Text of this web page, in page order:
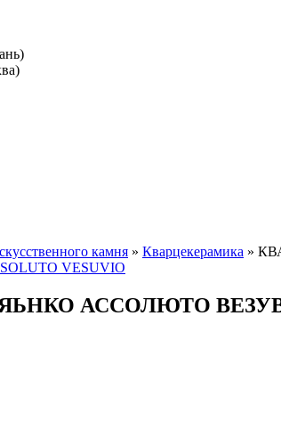
камня » Кварцекерамика »
АССОЛЮТО